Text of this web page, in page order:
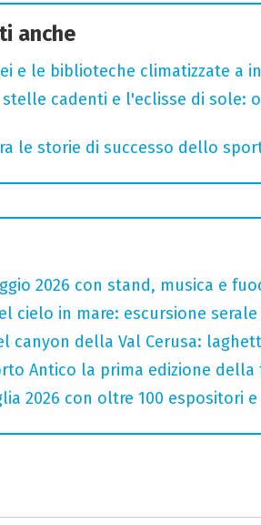
anche
e le biblioteche climatizzate a
cadenti e l'eclisse di sole:
le storie di successo dello
2026 con stand, musica e
cielo in mare: escursione
canyon della Val Cerusa:
Antico la prima edizione
2026 con oltre 100 espositori